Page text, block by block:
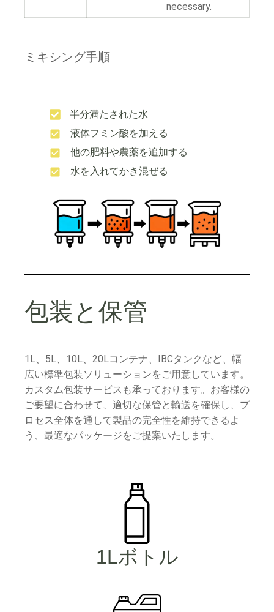
necessary.
ミキシング手順
半分満たされた水
液体フミン酸を加える
他の肥料や農薬を追加する
水を入れてかき混ぜる
包装と保管
1L、5L、10L、20Lコンテナ、IBCタンクなど、幅
広い標準包装ソリューションをご用意しています。
カスタム包装サービスも承っております。お客様の
ご要望に合わせて、適切な保管と輸送を確保し、プ
ロセス全体を通して製品の完全性を維持できるよ
う、最適なパッケージをご提案いたします。
1Lボトル